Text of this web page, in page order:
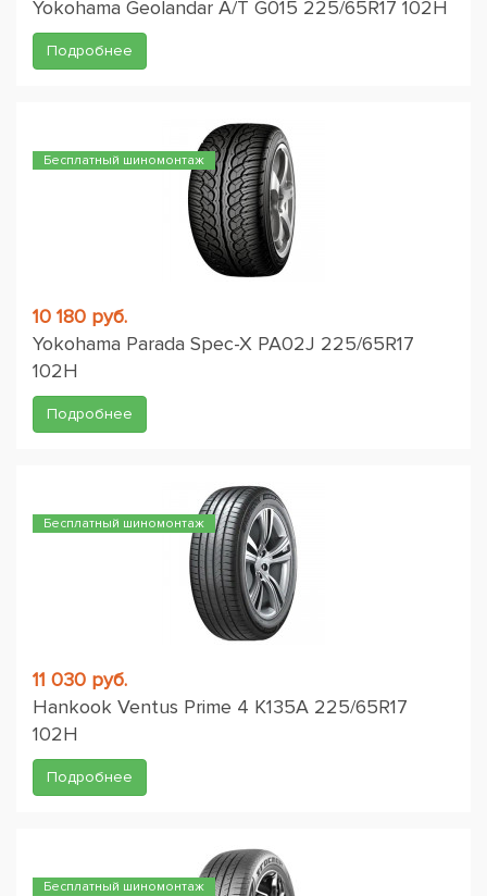
Yokohama Geolandar A/T G015 225/65R17 102H
Подробнее
Бесплатный шиномонтаж
10 180 руб.
Yokohama Parada Spec-X PA02J 225/65R17
102H
Подробнее
Бесплатный шиномонтаж
11 030 руб.
Hankook Ventus Prime 4 K135A 225/65R17
102H
Подробнее
Бесплатный шиномонтаж